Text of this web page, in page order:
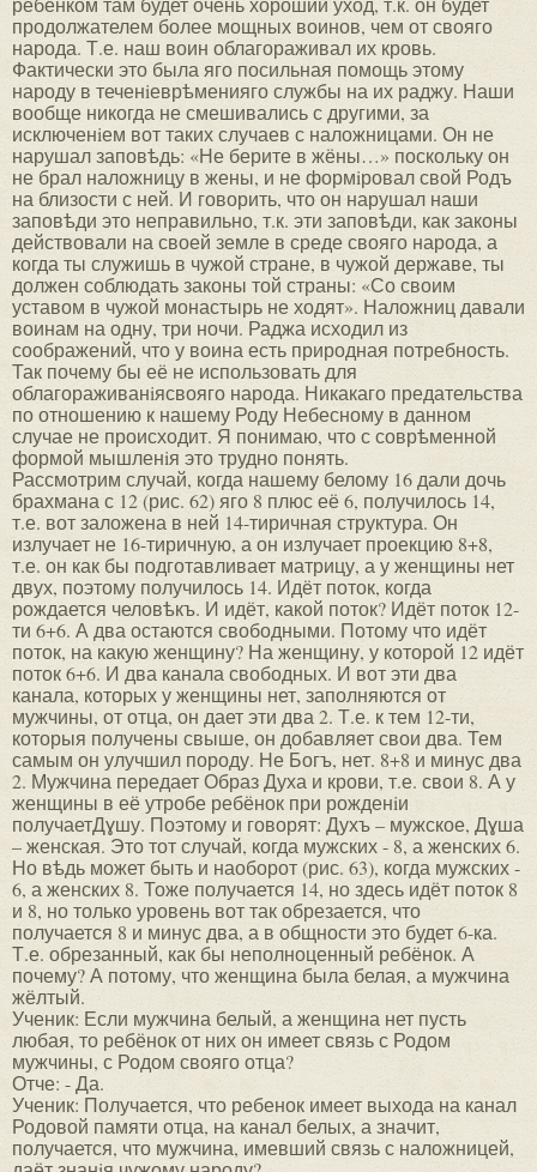
продолжателем более мощных воинов, чем от свояго
народа. Т.е. наш воин облагораживал их кровь.
Фактически это была яго посильная помощь этому
народу в теченiеврѣменияго службы на их раджу. Наши
вообще никогда не смешивались с другими, за
исключенiем вот таких случаев с наложницами. Он не
нарушал заповѣдь: «Не берите в жёны…» поскольку он
не брал наложницу в жены, и не формiровал свой Родъ
на близости с ней. И говорить, что он нарушал наши
заповѣди это неправильно, т.к. эти заповѣди, как законы
действовали на своей земле в среде свояго народа, а
когда ты служишь в чужой стране, в чужой державе, ты
должен соблюдать законы той страны: «Со своим
уставом в чужой монастырь не ходят». Наложниц давали
воинам на одну, три ночи. Раджа исходил из
соображений, что у воина есть природная потребность.
Так почему бы её не использовать для
облагораживанiясвояго народа. Никакаго предательства
по отношению к нашему Роду Небесному в данном
случае не происходит. Я понимаю, что с соврѣменной
формой мышленiя это трудно понять.
Рассмотрим случай, когда нашему белому 16 дали дочь
брахмана с 12 (рис. 62) яго 8 плюс её 6, получилось 14,
т.е. вот заложена в ней 14-тиричная структура. Он
излучает не 16-тиричную, а он излучает проекцию 8+8,
т.е. он как бы подготавливает матрицу, а у женщины нет
двух, поэтому получилось 14. Идёт поток, когда
рождается человѣкъ. И идёт, какой поток? Идёт поток 12-
ти 6+6. А два остаются свободными. Потому что идёт
поток, на какую женщину? На женщину, у которой 12 идёт
поток 6+6. И два канала свободных. И вот эти два
канала, которых у женщины нет, заполняются от
мужчины, от отца, он дает эти два 2. Т.е. к тем 12-ти,
которыя получены свыше, он добавляет свои два. Тем
самым он улучшил породу. Не Богъ, нет. 8+8 и минус два
2. Мужчина передает Образ Духа и крови, т.е. свои 8. А у
женщины в её утробе ребёнок при рожденiи
получаетДɣшу. Поэтому и говорят: Духъ – мужское, Дɣша
– женская. Это тот случай, когда мужских - 8, а женских 6.
Но вѣдь может быть и наоборот (рис. 63), когда мужских -
6, а женских 8. Тоже получается 14, но здесь идёт поток 8
и 8, но только уровень вот так обрезается, что
получается 8 и минус два, а в общности это будет 6-ка.
Т.е. обрезанный, как бы неполноценный ребёнок. А
почему? А потому, что женщина была белая, а мужчина
жёлтый.
Ученик: Если мужчина белый, а женщина нет пусть
любая, то ребёнок от них он имеет связь с Родом
мужчины, с Родом свояго отца?
Отче: - Да.
Ученик: Получается, что ребенок имеет выхода на канал
Родовой памяти отца, на канал белых, а значит,
получается, что мужчина, имевший связь с наложницей,